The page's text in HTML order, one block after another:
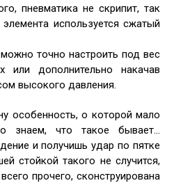
пневматика не скрипит, так
используется сжатый
точно настроить под вес
или дополнительно накачав
высокого давления.
особенность, о которой мало
что такое бывает…
и получишь удар по пятке
стойкой такого не случится,
прочего, сконструирована